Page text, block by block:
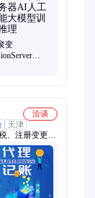
变
洽谈
天津
、注册变更、
统筹、银行开
、注册资金变
务好的记账公
税服务公司、